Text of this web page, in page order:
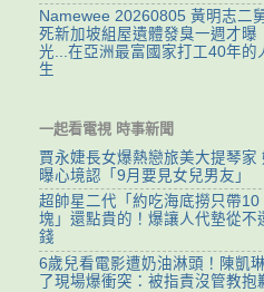
Namewee 20260805 黃明志二
死新加坡組屋遺體發臭一週才曝
光...在亞洲最富國家打工40年的
生
一起看電視 時事新聞
賈永婕長女爆熱戀旅美大提琴家
曝心境認「9月要見女兒男友」
超帥星二代「約吃海底撈只帶10
塊」還點貴的！爆讓人代墊從不
錢
6歲兒看電影遭奶油淋頭！陳凱
了現場爆衝突：被指責沒管教抱